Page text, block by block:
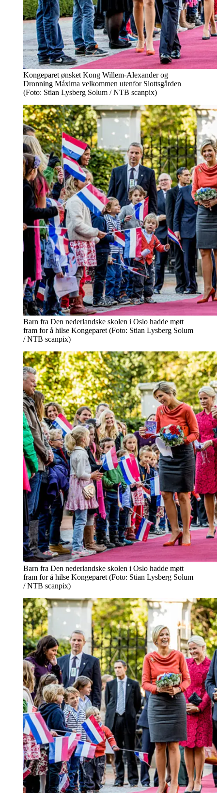
Kongeparet ønsket Kong Willem-Alexander og
Dronning Máxima velkommen utenfor Slottsgården
(Foto: Stian Lysberg Solum / NTB scanpix)
Barn fra Den nederlandske skolen i Oslo hadde møtt
fram for å hilse Kongeparet (Foto: Stian Lysberg Solum
/ NTB scanpix)
Barn fra Den nederlandske skolen i Oslo hadde møtt
fram for å hilse Kongeparet (Foto: Stian Lysberg Solum
/ NTB scanpix)